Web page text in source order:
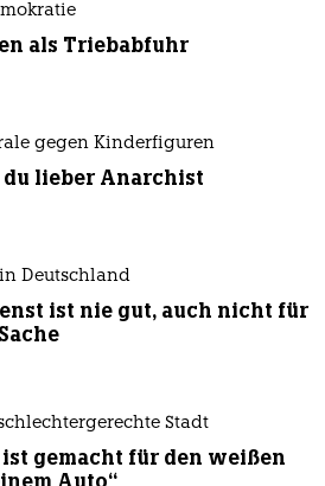
als Triebabfuhr
gegen Kinderfiguren
du lieber Anarchist
Deutschland
ist nie gut, auch nicht für
Stadt
ist gemacht für den weißen